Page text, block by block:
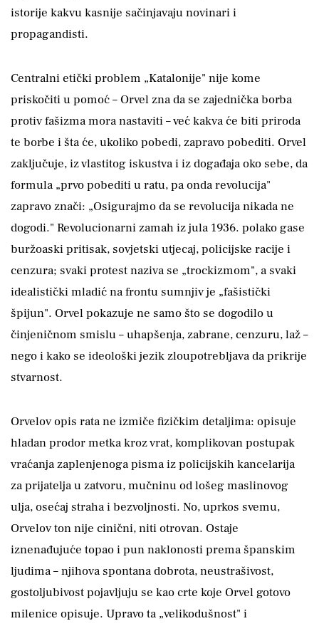
istorije kakvu kasnije sačinjavaju novinari i
propagandisti.
Centralni etički problem „Katalonije" nije kome
priskočiti u pomoć – Orvel zna da se zajednička borba
protiv fašizma mora nastaviti – već kakva će biti priroda
te borbe i šta će, ukoliko pobedi, zapravo pobediti. Orvel
zaključuje, iz vlastitog iskustva i iz događaja oko sebe, da
formula „prvo pobediti u ratu, pa onda revolucija"
zapravo znači: „Osigurajmo da se revolucija nikada ne
dogodi." Revolucionarni zamah iz jula 1936. polako gase
buržoaski pritisak, sovjetski utjecaj, policijske racije i
cenzura; svaki protest naziva se „trockizmom", a svaki
idealistički mladić na frontu sumnjiv je „fašistički
špijun". Orvel pokazuje ne samo što se dogodilo u
činjeničnom smislu – uhapšenja, zabrane, cenzuru, laž –
nego i kako se ideološki jezik zloupotrebljava da prikrije
stvarnost.
Orvelov opis rata ne izmiče fizičkim detaljima: opisuje
hladan prodor metka kroz vrat, komplikovan postupak
vraćanja zaplenjenoga pisma iz policijskih kancelarija
za prijatelja u zatvoru, mučninu od lošeg maslinovog
ulja, osećaj straha i bezvoljnosti. No, uprkos svemu,
Orvelov ton nije cinični, niti otrovan. Ostaje
iznenađujuće topao i pun naklonosti prema španskim
ljudima – njihova spontana dobrota, neustrašivost,
gostoljubivost pojavljuju se kao crte koje Orvel gotovo
milenice opisuje. Upravo ta „velikodušnost" i